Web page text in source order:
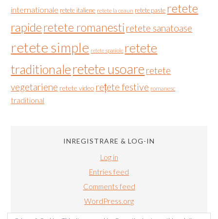
internationale retete italiene retete la ceaun retete paste retete
rapideretete romanesti retete sanatoase
retete simple retete spaniole retete
traditionaleretete usoare retete
vegetariene retete video rețete festive romanesc
traditional
INREGISTRARE & LOG-IN
Log in
Entries feed
Comments feed
WordPress.org